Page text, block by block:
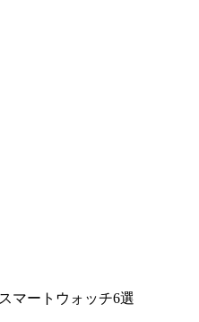
マートウォッチ6選